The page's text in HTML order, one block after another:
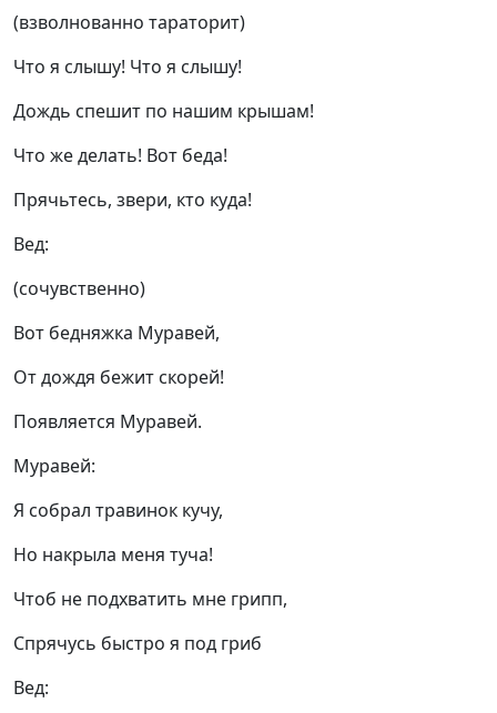
(взволнованно тараторит)
Что я слышу! Что я слышу!
Дождь спешит по нашим крышам!
Что же делать! Вот беда!
Прячьтесь, звери, кто куда!
Вед:
(сочувственно)
Вот бедняжка Муравей,
От дождя бежит скорей!
Появляется Муравей.
Муравей:
Я собрал травинок кучу,
Но накрыла меня туча!
Чтоб не подхватить мне грипп,
Спрячусь быстро я под гриб
Вед: